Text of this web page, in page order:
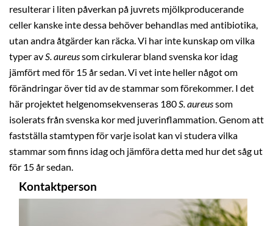
resulterar i liten påverkan på juvrets mjölkproducerande
celler kanske inte dessa behöver behandlas med antibiotika,
utan andra åtgärder kan räcka. Vi har inte kunskap om vilka
typer avS. aureussom cirkulerar bland svenska kor idag
jämfört med för 15 år sedan. Vi vet inte heller något om
förändringar över tid av de stammar som förekommer. I det
här projektet helgenomsekvenseras 180S. aureussom
isolerats från svenska kor med juverinflammation. Genom att
fastställa stamtypen för varje isolat kan vi studera vilka
stammar som finns idag och jämföra detta med hur det såg ut
för 15 år sedan.
Kontaktperson